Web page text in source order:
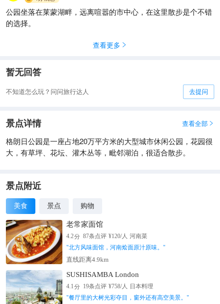
公园坐落在莱蒙湖畔，远离喧嚣的市中心，在这里散步是个不错
的选择。
查看更多 
暂无回答
不知道怎么玩？问问旅行达人 去提问
景点详情 查看全部 
格朗日公园是一座占地20万平方米的大型城市休闲公园，花园很
大，有草坪、花坛、灌木丛等，毗邻湖泊，很适合散步。
景点附近
美食 景点 购物
老常家面馆
4.2分 87条点评 ¥120/人 河南菜
"北方风味面馆，河南烩面原汁原味。 "
直线距离4.9km
SUSHISAMBA London
4.1分 19条点评 ¥758/人 日本料理
"餐厅里的大树光彩夺目，窗外还有高空美景。 "